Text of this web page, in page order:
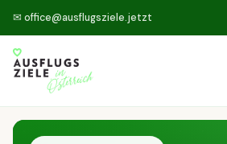
✉ office@ausflugsziele.jetzt